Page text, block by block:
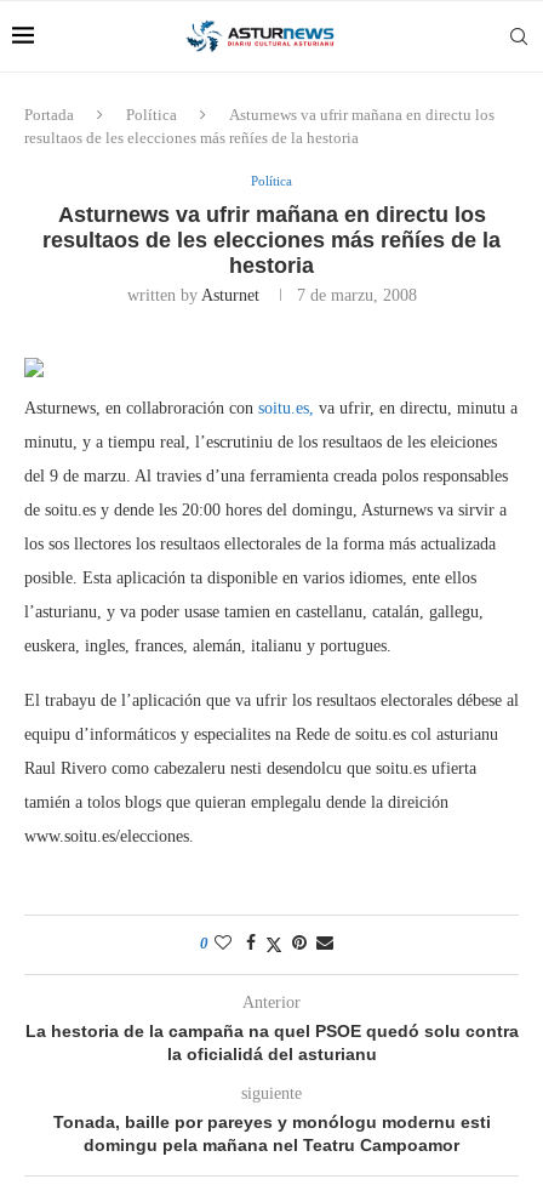
Portada Política
Asturnews va ufrir mañana en directu los
resultaos de les elecciones más reñíes de la hestoria
Política
Asturnews va ufrir mañana en directu los
resultaos de les elecciones más reñíes de la
hestoria
written by Asturnet 7 de marzu, 2008
Asturnews, en collabroración con soitu.es, va ufrir, en directu, minutu a
minutu, y a tiempu real, l’escrutiniu de los resultaos de les eleiciones
del 9 de marzu. Al travies d’una ferramienta creada polos responsables
de soitu.es y dende les 20:00 hores del domingu, Asturnews va sirvir a
los sos llectores los resultaos ellectorales de la forma más actualizada
posible. Esta aplicación ta disponible en varios idiomes, ente ellos
l’asturianu, y va poder usase tamien en castellanu, catalán, gallegu,
euskera, ingles, frances, alemán, italianu y portugues.
El trabayu de l’aplicación que va ufrir los resultaos electorales débese al
equipu d’informáticos y especialites na Rede de soitu.es col asturianu
Raul Rivero como cabezaleru nesti desendolcu que soitu.es ufierta
tamién a tolos blogs que quieran emplegalu dende la direición
www.soitu.es/elecciones.
0
Anterior
La hestoria de la campaña na quel PSOE quedó solu contra
la oficialidá del asturianu
siguiente
Tonada, baille por pareyes y monólogu modernu esti
domingu pela mañana nel Teatru Campoamor